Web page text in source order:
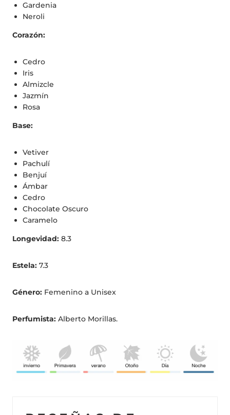
Gardenia
Neroli
Corazón:
Cedro
Iris
Almizcle
Jazmín
Rosa
Base:
Vetiver
Pachulí
Benjuí
Ámbar
Cedro
Chocolate Oscuro
Caramelo
Longevidad: 8.3
Estela: 7.3
Género: Femenino a Unisex
Perfumista: Alberto Morillas.